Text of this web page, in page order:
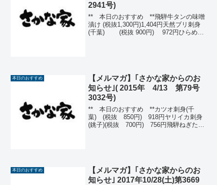
2941号)
** 本日のおすすめ **飛騨牛タンの味噌
漬け (税抜1,300円)1,404円天然ブリ刺身
(千葉) (税抜 900円) 972円ひらめ薄
本日のおすすめ
【メルマガ】｢さかな家からのお
知らせ｣( 2015年 4/13 第79号
3032号)
** 本日のおすすめ **カツオ刺身(千
葉) (税抜 850円) 918円ヤリイカ刺身
(銚子)(税抜 700円) 756円飛騨ねぎたっ
本日のおすすめ
【メルマガ】｢さかな家からのお
知らせ｣ 2017年10/28(土)第3669